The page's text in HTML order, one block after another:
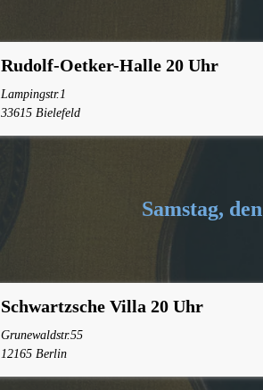
Rudolf-Oetker-Halle 20 Uhr
Lampingstr.1
33615 Bielefeld
Samstag,
Schwartzsche Villa 20 Uhr
Grunewaldstr.55
12165 Berlin